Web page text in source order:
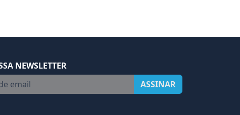
NEWSLETTER
email
ASSINAR